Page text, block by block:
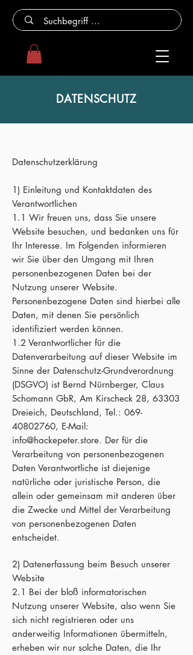
DATENSCHUTZ
Datenschutzerklärung
1) Einleitung und Kontaktdaten des
Verantwortlichen
1.1 Wir freuen uns, dass Sie unsere
Website besuchen, und bedanken uns für
Ihr Interesse. Im Folgenden informieren
wir Sie über den Umgang mit Ihren
personenbezogenen Daten bei der
Nutzung unserer Website.
Personenbezogene Daten sind hierbei alle
Daten, mit denen Sie persönlich
identifiziert werden können.
1.2 Verantwortlicher für die
Datenverarbeitung auf dieser Website im
Sinne der Datenschutz-Grundverordnung
(DSGVO) ist Bernd Nürnberger, Claus
Schomann GbR, Am Kirscheck 28, 63303
Dreieich, Deutschland, Tel.: 069-
40802760, E-Mail:
info@hackepeter.store. Der für die
Verarbeitung von personenbezogenen
Daten Verantwortliche ist diejenige
natürliche oder juristische Person, die
allein oder gemeinsam mit anderen über
die Zwecke und Mittel der Verarbeitung
von personenbezogenen Daten
entscheidet.
2) Datenerfassung beim Besuch unserer
Website
2.1 Bei der bloß informatorischen
Nutzung unserer Website, also wenn Sie
sich nicht registrieren oder uns
anderweitig Informationen übermitteln,
erheben wir nur solche Daten, die Ihr